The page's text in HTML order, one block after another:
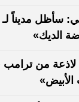
سأظل مديناً لـ
الديك»
لاذعة من